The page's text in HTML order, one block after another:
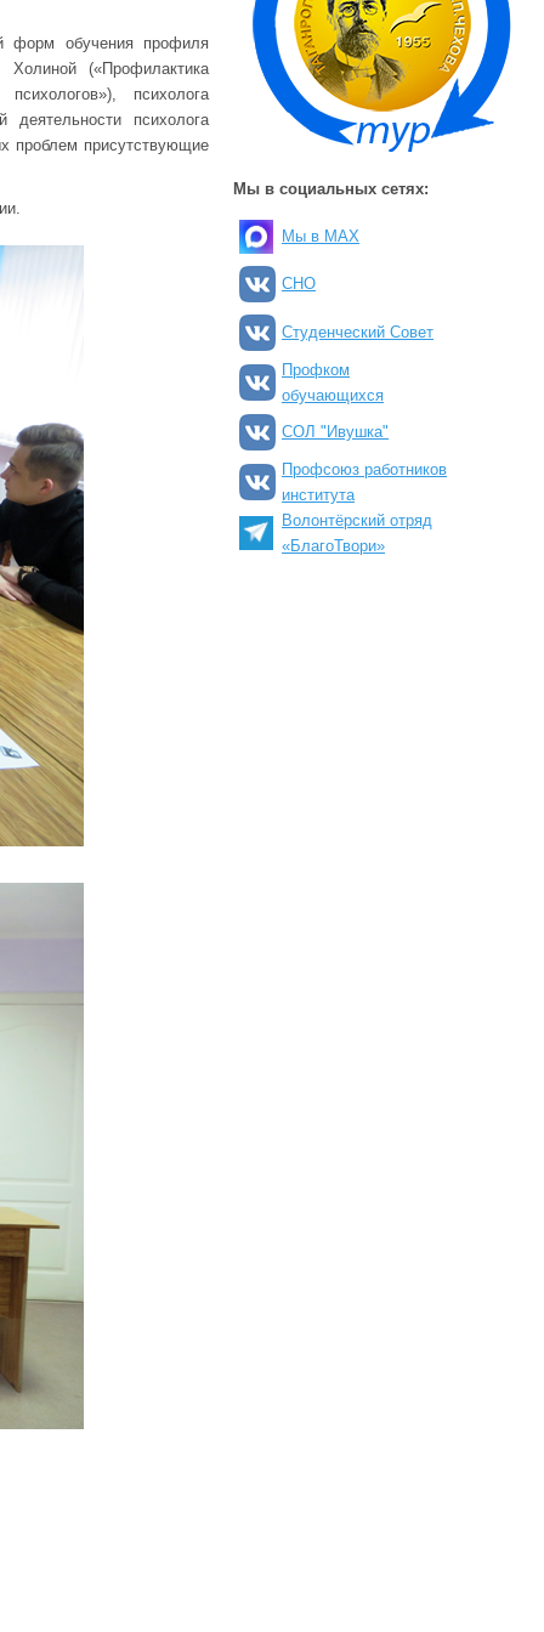
форм обучения профиля
(«Профилактика
психолога
психолога
проблем присутствующие
Мы в социальных сетях:
Мы в MAX
СНО
Студенческий Совет
Профком
обучающихся
СОЛ "Ивушка"
Профсоюз работников
института
Волонтёрский отряд
«БлагоТвори»